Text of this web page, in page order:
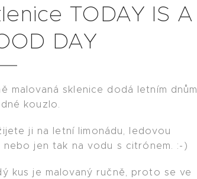
TODAY IS A
DAY
malovaná sklenice dodá letním dnům
kouzlo.
ji na letní limonádu, ledovou
nebo jen tak na vodu s citrónem. :-)
kus je malovaný ručně, proto se ve